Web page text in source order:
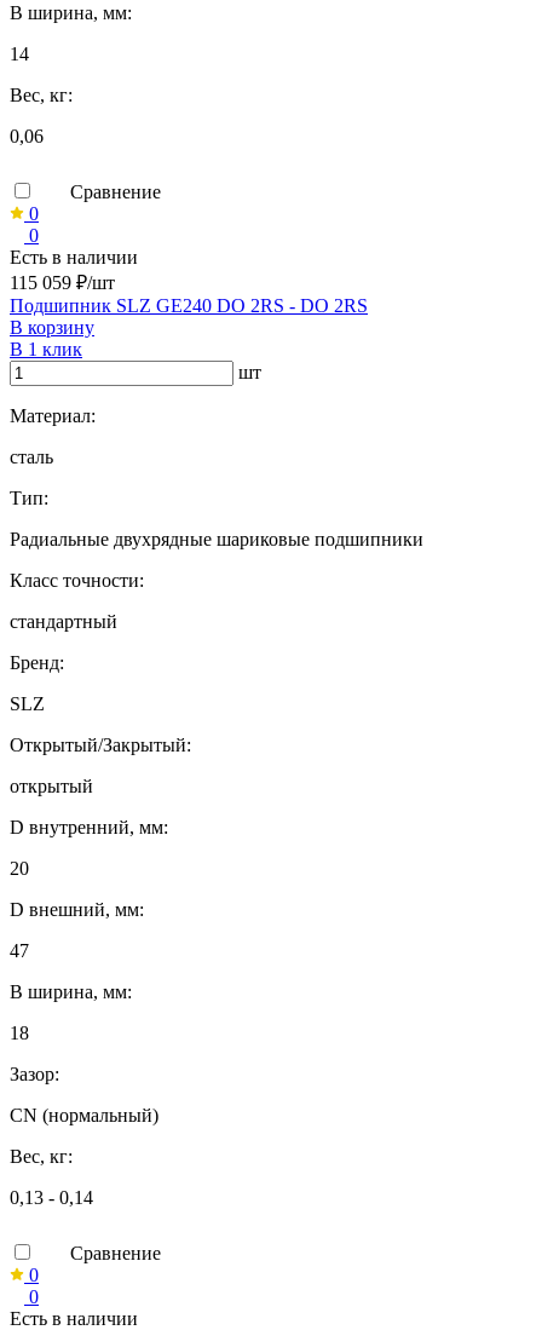
B ширина, мм:
14
Вес, кг:
0,06
Сравнение
0
0
Есть в наличии
115 059 ₽/шт
Подшипник SLZ GE240 DO 2RS - DO 2RS
В корзину
В 1 клик
шт
Материал:
сталь
Тип:
Радиальные двухрядные шариковые подшипники
Класс точности:
стандартный
Бренд:
SLZ
Открытый/Закрытый:
открытый
D внутренний, мм:
20
D внешний, мм:
47
B ширина, мм:
18
Зазор:
CN (нормальный)
Вес, кг:
0,13 - 0,14
Сравнение
0
0
Есть в наличии